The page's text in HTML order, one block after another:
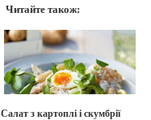
Читайте також:
Салат з картоплі і скумбрії